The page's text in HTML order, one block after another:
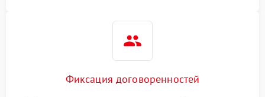
Фиксация договоренностей